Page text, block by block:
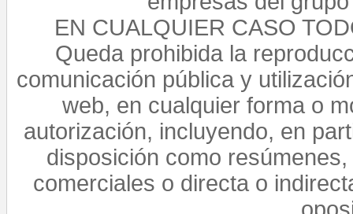
EN CUALQUIER CASO
Queda prohibida la
comunicación pública y
web, en cualquier forma o
autorización, incluyendo, en
disposición como
comerciales o directa o